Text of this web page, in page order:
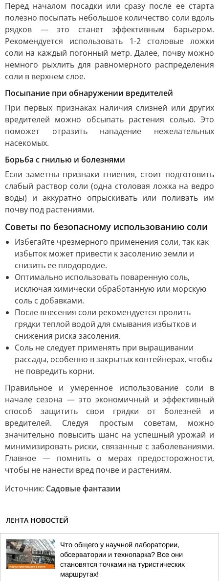
Перед началом посадки или сразу после ее старта
полезно посыпать небольшое количество соли вдоль
рядков — это станет эффективным барьером.
Рекомендуется использовать 1-2 столовые ложки
соли на каждый погонный метр. Далее, почву можно
немного рыхлить для равномерного распределения
соли в верхнем слое.
Посыпание при обнаружении вредителей
При первых признаках наличия слизней или других
вредителей можно обсыпать растения солью. Это
поможет отразить нападение нежелательных
насекомых.
Борьба с гнилью и болезнями
Если заметны признаки гниения, стоит подготовить
слабый раствор соли (одна столовая ложка на ведро
воды) и аккуратно опрыскивать или поливать им
почву под растениями.
Советы по безопасному использованию соли
Избегайте чрезмерного применения соли, так как
избыток может привести к засолению земли и
снизить ее плодородие.
Оптимально использовать поваренную соль,
исключая химически обработанную или морскую
соль с добавками.
После внесения соли рекомендуется пролить
грядки теплой водой для смывания избытков и
снижения риска засоления.
Соль не следует применять при выращивании
рассады, особенно в закрытых контейнерах, чтобы
не повредить корни.
Правильное и умеренное использование соли в
начале сезона — это экономичный и эффективный
способ защитить свои грядки от болезней и
вредителей. Следуя простым советам, можно
значительно повысить шанс на успешный урожай и
минимизировать риски, связанные с заболеваниями.
Главное — помнить о мерах предосторожности,
чтобы не нанести вред почве и растениям.
Источник: Садовые фантазии
ЛЕНТА НОВОСТЕЙ
Что общего у научной лаборатории,
обсерватории и технопарка? Все они
становятся точками на туристических
маршрутах!